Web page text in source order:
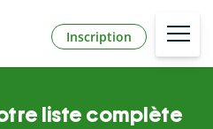
Inscription
liste complète